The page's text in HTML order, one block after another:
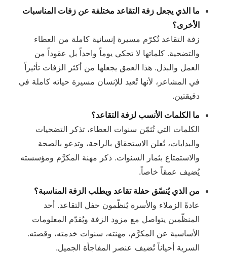
ما الذي يجعل زفة التقاعد مختلفة عن زفات المناسبات
الأخرى؟
زفة التقاعد تُكرّم مسيرة إنسانية كاملة من العطاء
والتضحية. كلماتها لا تحكي يوماً واحداً بل عقوداً من
العمل والبذل. هذا العمق يجعلها من أكثر الزفات تأثيراً
في المشاعر، لأنها تُعيد للإنسان مسيرة حياته كاملة في
دقيقتين.
ما الكلمات الأنسب لزفة التقاعد؟
الكلمات التي تُثمّن سنوات العطاء، تذكر التضحيات
والبدايات، تُعلن الاستحقاق بالراحة، وتدعو بالصحة
والاستمتاع بثمار السنوات. ذكر مهنة المكرَّم ومؤسسته
يُضيف عمقاً خاصاً.
من الذي يُنسّق حفلة تقاعد ويطلب الزفة المناسبة؟
عادةً الزملاء والأسرة يُنظّمون حفل التقاعد. أحد
المنظّمين يتواصل مع مزود الزفة ويُقدّم المعلومات
الأساسية عن المكرَّم، مهنته، سنوات خدمته، وقصته.
السرية أحياناً تُضيف عنصر المفاجأة الجميل.